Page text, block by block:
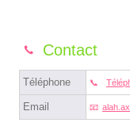
Contact
Téléphone
Email